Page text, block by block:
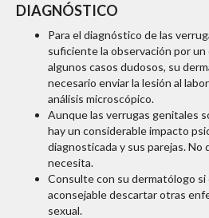
DIAGNÓSTICO
Para el diagnóstico de las
suficiente la observación por un
algunos casos dudosos, su
necesario enviar la lesión al
análisis microscópico.
Aunque las verrugas genitales
hay un considerable impacto
diagnosticada y sus parejas. No
necesita.
Consulte con su dermatólogo si
aconsejable descartar otras
sexual.